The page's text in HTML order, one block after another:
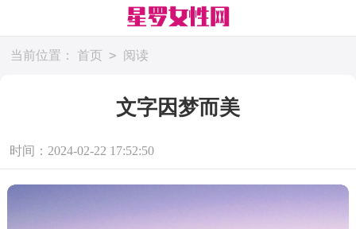
当前位置： 首页 > 阅读
文字因梦而美
时间：2024-02-22 17:52:50